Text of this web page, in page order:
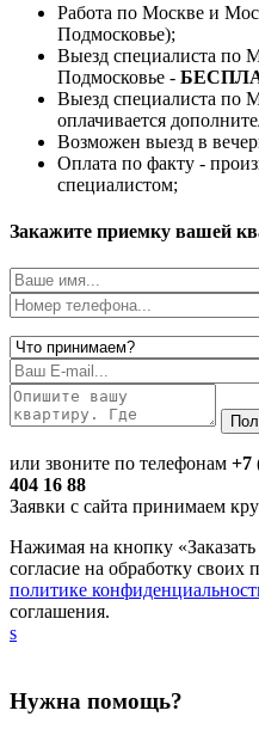
Работа по Москве и
Подмосковье);
Выезд специалиста по
Подмосковье -
Выезд специалиста по
оплачивается
Возможен выезд в
Оплата по факту -
специалистом;
Закажите приемку вашей
или звоните по телефонам +7
404 16 88
Заявки с сайта принимаем
Нажимая на кнопку
согласие на обработку
политике
соглашения.
s
Нужна помощь?